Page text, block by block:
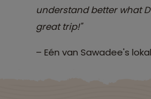
understand better what
great trip!"
– Eén van Sawadee's